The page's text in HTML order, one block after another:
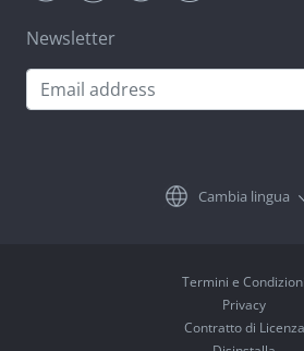
Newsletter
Cambia lingua
Termini e Condizioni
Privacy
Contratto di Licenza